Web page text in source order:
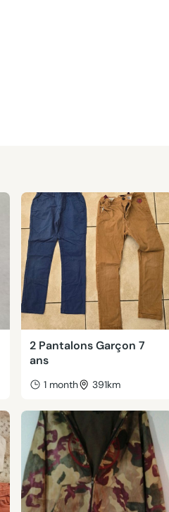
2 Pantalons Garçon 7
ans
1 month 391km